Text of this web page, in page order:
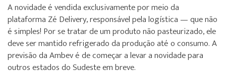
A novidade é vendida exclusivamente por meio da
plataforma Zé Delivery, responsável pela logística — que não
é simples! Por se tratar de um produto não pasteurizado, ele
deve ser mantido refrigerado da produção até o consumo. A
previsão da Ambev é de começar a levar a novidade para
outros estados do Sudeste em breve.